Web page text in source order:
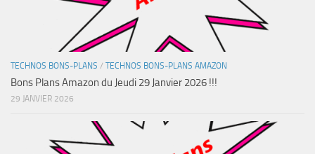
TECHNOS BONS-PLANS / TECHNOS BONS-PLANS AMAZON
Bons Plans Amazon du Jeudi 29 Janvier 2026 !!!
29 JANVIER 2026